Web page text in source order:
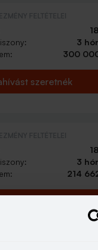
3
300
szeretnék
3
214